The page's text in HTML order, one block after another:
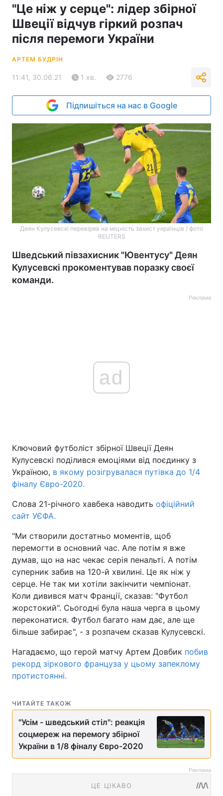
"Це ніж у серце": лідер збірної
Швеції відчув гіркий розпач
після перемоги України
АРТЕМ БУДРІН
11:41, 30.06.21 1 хв. 2776
Підпишіться на нас в Google
Деян Кулусевскі перевіряв на міцність захист українців / фото
REUTERS
Шведський півзахисник "Ювентусу" Деян
Кулусевскі прокоментував поразку своєї
команди.
Реклама
ad
Ключовий футболіст збірної Швеції Деян
Кулусевскі поділився емоціями від поєдинку з
Україною, в якому розігрувалася путівка до 1/4
фіналу Євро-2020.
Слова 21-річного хавбека наводить офіційний
сайт УЄФА.
"Ми створили достатньо моментів, щоб
перемогти в основний час. Але потім я вже
думав, що на нас чекає серія пенальті. А потім
суперник забив на 120-й хвилині. Це як ніж у
серце. Не так ми хотіли закінчити чемпіонат.
Коли дивився матч Франції, сказав: "Футбол
жорстокий". Сьогодні була наша черга в цьому
переконатися. Футбол багато нам дає, але ще
більше забирає", - з розпачем сказав Кулусевскі.
Нагадаємо, що герой матчу Артем Довбик побив
рекорд зіркового француза у цьому запеклому
протистоянні.
ЧИТАЙТЕ ТАКОЖ
"Усім - шведський стіл": реакція
соцмереж на перемогу збірної
України в 1/8 фіналу Євро-2020
Реклама